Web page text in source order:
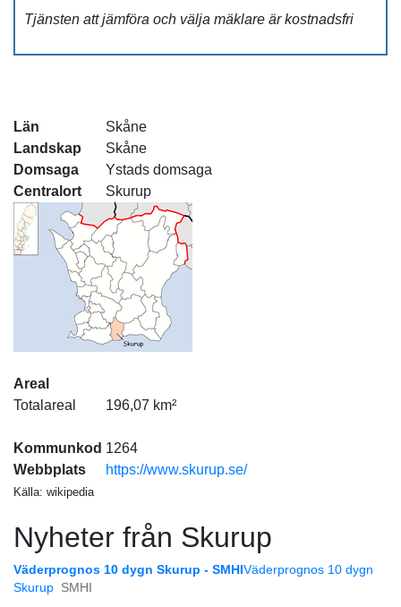
Tjänsten att jämföra och välja mäklare är kostnadsfri
Län
Skåne
Landskap
Skåne
Domsaga
Ystads domsaga
Centralort
Skurup
Areal
Totalareal
196,07 km²
Kommunkod 1264
Webbplats
https://www.skurup.se/
Källa: wikipedia
Nyheter från Skurup
Väderprognos 10 dygn Skurup - SMHI Väderprognos 10 dygn
Skurup SMHI